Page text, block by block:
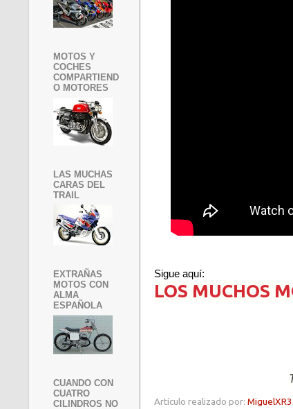
Sigue aquí:
LOS MUCHOS
Artículo realizado por:
MOTOS Y
COCHES
COMPARTIEND
O MOTORES
LAS MUCHAS
CARAS DEL
TRAIL
EXTRAÑAS
MOTOS CON
ALMA
ESPAÑOLA
CUANDO CON
CUATRO
CILINDROS NO